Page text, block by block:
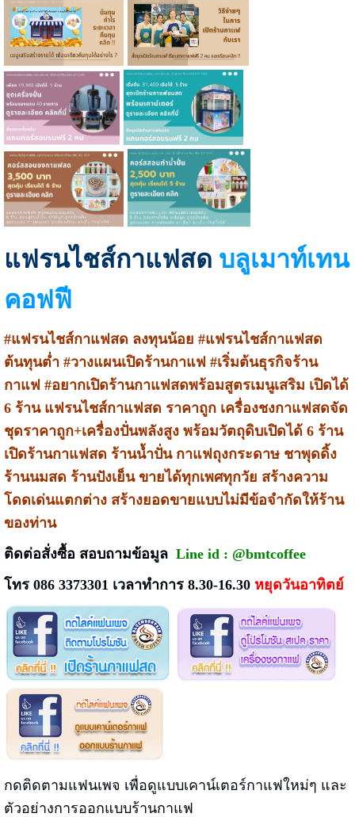
แฟรนไชส์กาแฟสด บลูเมาท์เทน
คอฟฟี
#แฟรนไชส์กาแฟสด ลงทุนน้อย #แฟรนไชส์กาแฟสด
ต้นทุนต่ำ #วางแผนเปิดร้านกาแฟ #เริ่มต้นธุรกิจร้าน
กาแฟ #อยากเปิดร้านกาแฟสดพร้อมสูตรเมนูเสริม เปิดได้
6 ร้าน แฟรนไชส์กาแฟสด ราคาถูก เครื่องชงกาแฟสดจัด
ชุดราคาถูก+เครื่องปั่นพลังสูง พร้อมวัตถุดิบเปิดได้ 6 ร้าน
เปิดร้านกาแฟสด ร้านน้ำปั่น กาแฟถุงกระดาษ ชาพุดดิ้ง
ร้านนมสด ร้านปังเย็น ขายได้ทุกเพศทุกวัย สร้างความ
โดดเด่นแตกต่าง สร้างยอดขายแบบไม่มีข้อจำกัดให้ร้าน
ของท่าน
ติดต่อสั่งซื้อ สอบถามข้อมูล Line id : @bmtcoffee
โทร 086 3373301 เวลาทำการ 8.30-16.30 หยุดวันอาทิตย์
กดติดตามแฟนเพจ เพื่อดูแบบเคาน์เตอร์กาแฟใหม่ๆ และ
ตัวอย่างการออกแบบร้านกาแฟ